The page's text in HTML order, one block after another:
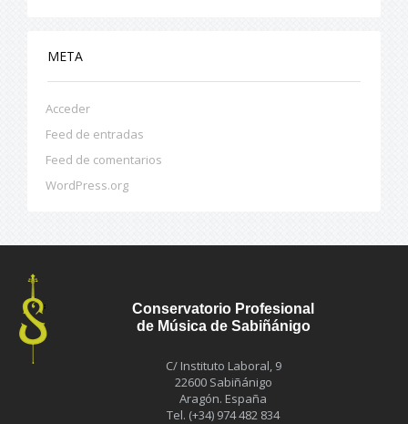
META
Acceder
Feed de entradas
Feed de comentarios
WordPress.org
Conservatorio Profesional
de Música de Sabiñánigo
C/ Instituto Laboral, 9
22600 Sabiñánigo
Aragón. España
Tel. (+34) 974 482 834